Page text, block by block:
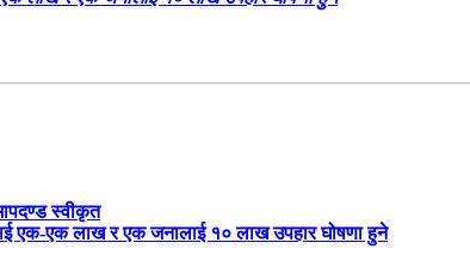
स्वीकृत
एक-एक लाख र एक जनालाई १० लाख उपहार घोषणा हुने